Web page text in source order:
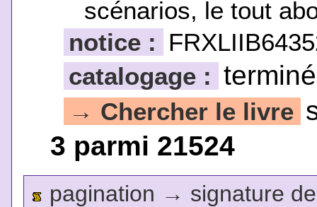
scénarios, le tout
notice :
catalogage : terminé
→ Chercher le livre
3 parmi 21524
pagination → signature